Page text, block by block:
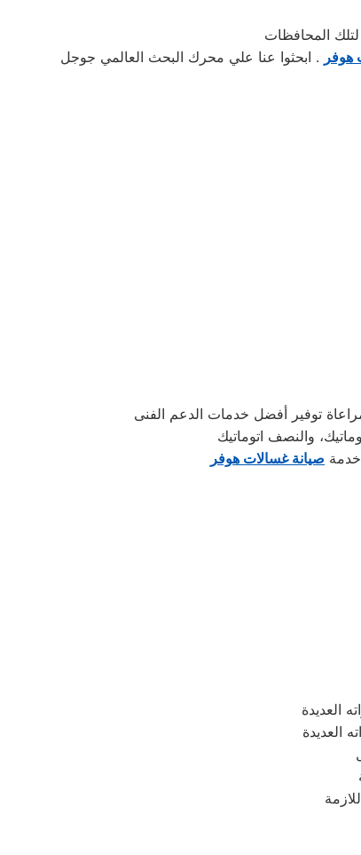
هوفر . ابحثوا عنا علي محرك البحث العالمي جوجل
خدمة صيانة غسالات هوفر